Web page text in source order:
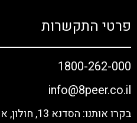
פרטי התקשרות
1800-262-000
info@8peer.co.il
בקרו אותנו: הסדנא 13, חולון, אזור התעשיה חולון